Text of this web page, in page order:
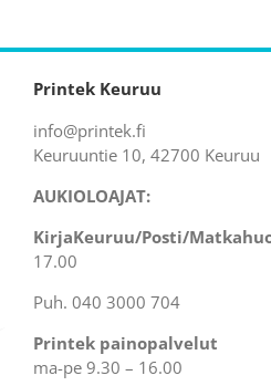
Printek Keuruu
info@printek.fi
Keuruuntie 10, 42700 Keuruu
AUKIOLOAJAT:
KirjaKeuruu/Posti/
17.00
Puh. 040 3000 704
Printek painopalvelut
ma-pe 9.30 – 16.00